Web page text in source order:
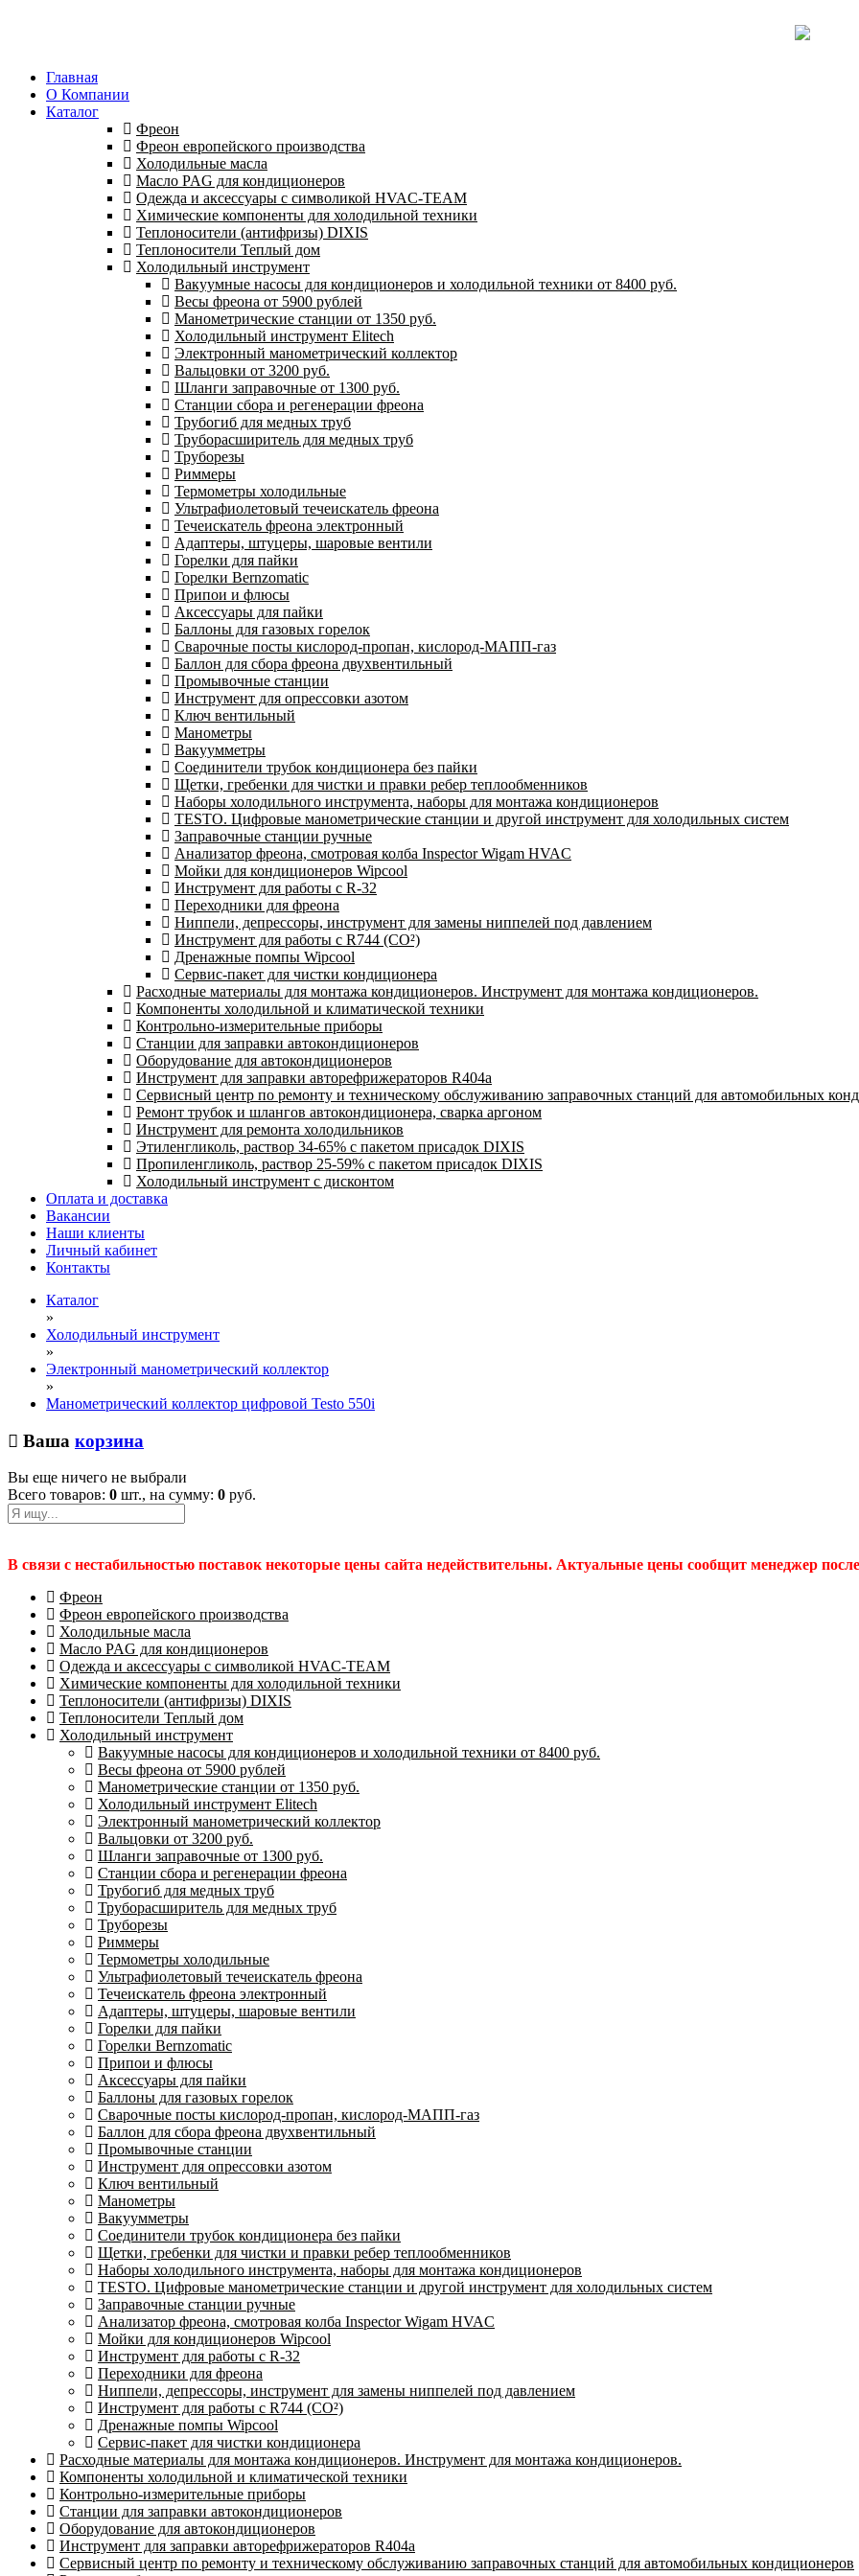
Главная
О Компании
Каталог
Фреон
Фреон европейского производства
Холодильные масла
Масло PAG для кондиционеров
Одежда и аксессуары с символикой HVAC-TEAM
Химические компоненты для холодильной техники
Теплоносители (антифризы) DIXIS
Теплоносители Теплый дом
Холодильный инструмент
Вакуумные насосы для кондиционеров и холодильной техники от 8400 руб.
Весы фреона от 5900 рублей
Манометрические станции от 1350 руб.
Холодильный инструмент Elitech
Электронный манометрический коллектор
Вальцовки от 3200 руб.
Шланги заправочные от 1300 руб.
Станции сбора и регенерации фреона
Трубогиб для медных труб
Труборасширитель для медных труб
Труборезы
Риммеры
Термометры холодильные
Ультрафиолетовый течеискатель фреона
Течеискатель фреона электронный
Адаптеры, штуцеры, шаровые вентили
Горелки для пайки
Горелки Bernzomatic
Припои и флюсы
Аксессуары для пайки
Баллоны для газовых горелок
Сварочные посты кислород-пропан, кислород-МАПП-газ
Баллон для сбора фреона двухвентильный
Промывочные станции
Инструмент для опрессовки азотом
Ключ вентильный
Манометры
Вакуумметры
Соединители трубок кондиционера без пайки
Щетки, гребенки для чистки и правки ребер теплообменников
Наборы холодильного инструмента, наборы для монтажа кондиционеров
TESTO. Цифровые манометрические станции и другой инструмент для холодильных систем
Заправочные станции ручные
Анализатор фреона, смотровая колба Inspector Wigam HVAC
Мойки для кондиционеров Wipcool
Инструмент для работы с R-32
Переходники для фреона
Ниппели, депрессоры, инструмент для замены ниппелей под давлением
Инструмент для работы с R744 (CO²)
Дренажные помпы Wipcool
Сервис-пакет для чистки кондиционера
Расходные материалы для монтажа кондиционеров. Инструмент для монтажа кондиционеров.
Компоненты холодильной и климатической техники
Контрольно-измерительные приборы
Станции для заправки автокондиционеров
Оборудование для автокондиционеров
Инструмент для заправки авторефрижераторов R404a
Сервисный центр по ремонту и техническому обслуживанию заправочных станций для автомобильных
Ремонт трубок и шлангов автокондиционера, сварка аргоном
Инструмент для ремонта холодильников
Этиленгликоль, раствор 34-65% с пакетом присадок DIXIS
Пропиленгликоль, раствор 25-59% с пакетом присадок DIXIS
Холодильный инструмент с дисконтом
Оплата и доставка
Вакансии
Наши клиенты
Личный кабинет
Контакты
Каталог
»
Холодильный инструмент
»
Электронный манометрический коллектор
»
Манометрический коллектор цифровой Testo 550i
Ваша корзина
Вы еще ничего не выбрали
Всего товаров: 0 шт., на сумму: 0 руб.
В связи с нестабильностью поставок некоторые цены сайта недействительны. Актуальные цены сообщит менеджер
Фреон
Фреон европейского производства
Холодильные масла
Масло PAG для кондиционеров
Одежда и аксессуары с символикой HVAC-TEAM
Химические компоненты для холодильной техники
Теплоносители (антифризы) DIXIS
Теплоносители Теплый дом
Холодильный инструмент
Вакуумные насосы для кондиционеров и холодильной техники от 8400 руб.
Весы фреона от 5900 рублей
Манометрические станции от 1350 руб.
Холодильный инструмент Elitech
Электронный манометрический коллектор
Вальцовки от 3200 руб.
Шланги заправочные от 1300 руб.
Станции сбора и регенерации фреона
Трубогиб для медных труб
Труборасширитель для медных труб
Труборезы
Риммеры
Термометры холодильные
Ультрафиолетовый течеискатель фреона
Течеискатель фреона электронный
Адаптеры, штуцеры, шаровые вентили
Горелки для пайки
Горелки Bernzomatic
Припои и флюсы
Аксессуары для пайки
Баллоны для газовых горелок
Сварочные посты кислород-пропан, кислород-МАПП-газ
Баллон для сбора фреона двухвентильный
Промывочные станции
Инструмент для опрессовки азотом
Ключ вентильный
Манометры
Вакуумметры
Соединители трубок кондиционера без пайки
Щетки, гребенки для чистки и правки ребер теплообменников
Наборы холодильного инструмента, наборы для монтажа кондиционеров
TESTO. Цифровые манометрические станции и другой инструмент для холодильных систем
Заправочные станции ручные
Анализатор фреона, смотровая колба Inspector Wigam HVAC
Мойки для кондиционеров Wipcool
Инструмент для работы с R-32
Переходники для фреона
Ниппели, депрессоры, инструмент для замены ниппелей под давлением
Инструмент для работы с R744 (CO²)
Дренажные помпы Wipcool
Сервис-пакет для чистки кондиционера
Расходные материалы для монтажа кондиционеров. Инструмент для монтажа кондиционеров.
Компоненты холодильной и климатической техники
Контрольно-измерительные приборы
Станции для заправки автокондиционеров
Оборудование для автокондиционеров
Инструмент для заправки авторефрижераторов R404a
Сервисный центр по ремонту и техническому обслуживанию заправочных станций для автомобильных кондиционеров